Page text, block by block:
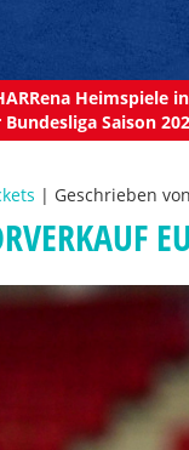
Bundesliga
| Geschrieben